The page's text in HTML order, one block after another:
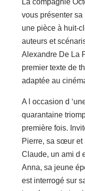
La compagnie
vous présenter
une pièce à huit-
auteurs et
Alexandre De La
premier texte de
adaptée au
A l occasion d
quarantaine
première fois.
Pierre, sa sœur et
Claude, un ami d
Anna, sa jeune
est interrogé sur